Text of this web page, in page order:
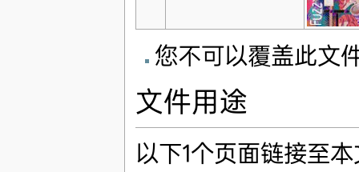
您不可以覆盖此文
文件用途
以下1个页面链接至